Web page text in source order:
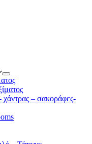
χάντρας – σακοράφες-